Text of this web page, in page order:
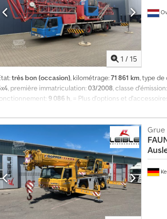
1 / 15
très bon (occasion), kilométrage:71 861 km, type de
, première immatriculation:03/2008, classe d'émission:
9 086 h, = Plus d'options et
= Plus d'informations = Informations techniques
BENZ Mercedes-Benz OM926LA (Euro 2),
120 kg PBV: 36.000 kg Pratique Longueur du
APK (CT): valable jusqu'à déc. 2026 État
Numéro d'immatriculation: 1VKP472
Grue